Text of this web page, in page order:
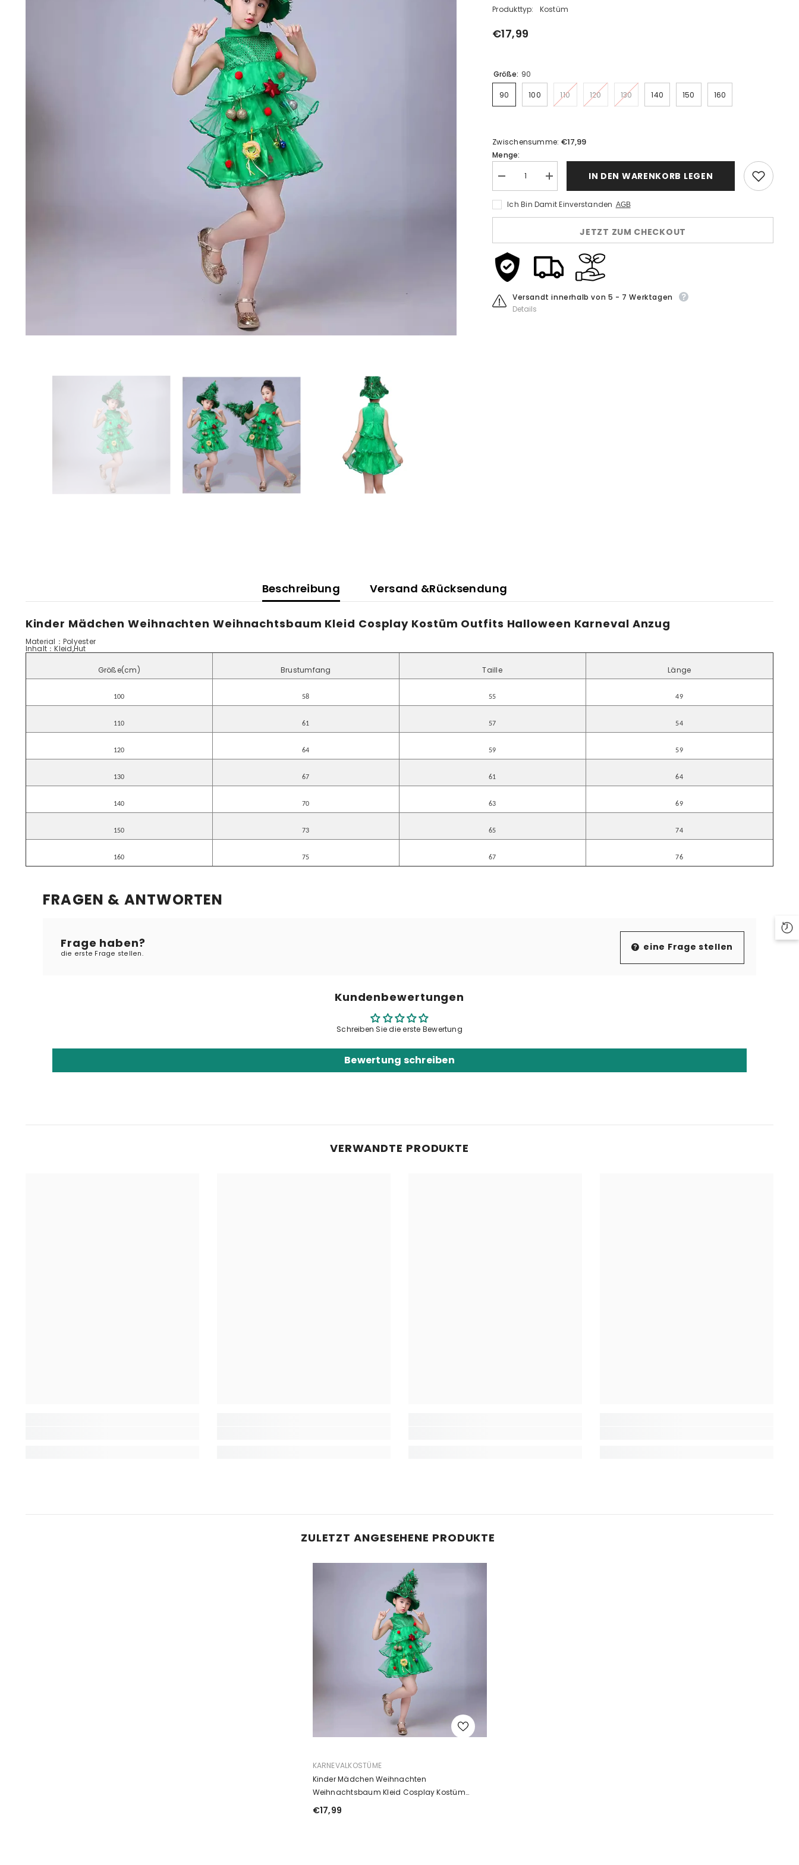
Produkttyp:
Kostüm
€17,99
Größe: 90
90 100 110 120 130 140 150 160
Zwischensumme: €17,99
Menge:
verringern
für
Kinder
Mädchen
Kleid
Cosplay
Kostüm
Outfits
Halloween
Anzug
Menge
erhöhen
Kinder
Mädchen
Weihnachtsbaum
Kleid
Kostüm
Outfits
Halloween
Anzug
IN DEN WARENKORB LEGEN
Ich Bin Damit Einverstanden AGB
JETZT ZUM CHECKOUT
Versandt innerhalb von 5 - 7 Werktagen
Details
Beschreibung Versand &Rücksendung
Kinder Mädchen Weihnachten Weihnachtsbaum Kleid Cosplay Kostüm Outfits Halloween Karneval Anzug
Material：Polyester
Inhalt ：Kleid,Hut
Größe(cm) Brustumfang Taille Länge
100 58 55 49
110 61 57 54
120 64 59 59
130 67 61 64
140 70 63 69
150 73 65 74
160 75 67 76
FRAGEN & ANTWORTEN
Frage haben?
die erste Frage stellen.
eine Frage stellen
Kundenbewertungen
Schreiben Sie die erste Bewertung
Bewertung schreiben
VERWANDTE PRODUKTE
ZULETZT ANGESEHENE PRODUKTE
ANBIETER:
KARNEVALKOSTÜME
Kinder Mädchen Weihnachten
Weihnachtsbaum Kleid Cosplay Kostüm
Outfits Halloween Karneval Anzug
€17,99